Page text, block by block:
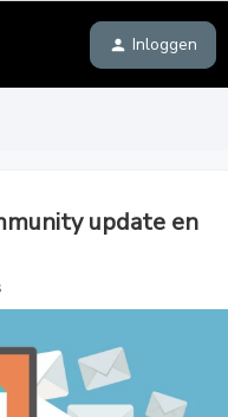
Inloggen
update en